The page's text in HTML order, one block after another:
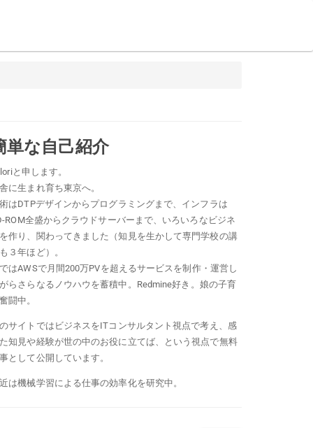
単な自己紹介
と申します。
に生まれ育ち東京へ。
はDTPデザインからプログラミングまで、インフラは
ROM全盛からクラウドサーバーまで、いろいろなビジネ
作り、関わってきました（知見を生かして専門学校の講
３年ほど）。
はAWSで月間200万PVを超えるサービスを制作・運営し
らさらなるノウハウを蓄積中。Redmine好き。娘の子育
闘中。
サイトではビジネスをITコンサルタント視点で考え、感
知見や経験が世の中のお役に立てば、という視点で無料
として公開しています。
は機械学習による仕事の効率化を研究中。